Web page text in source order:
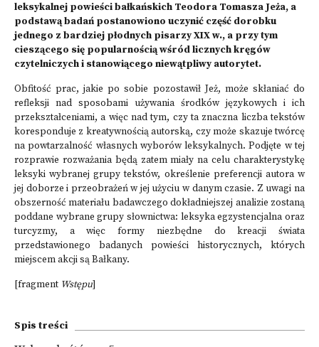
leksykalnej powieści bałkańskich Teodora Tomasza Jeża, a
podstawą badań postanowiono uczynić część dorobku
jednego z bardziej płodnych pisarzy XIX w., a przy tym
cieszącego się popularnością wśród licznych kręgów
czytelniczych i stanowiącego niewątpliwy autorytet.
Obfitość prac, jakie po sobie pozostawił Jeż, może skłaniać do
refleksji nad sposobami używania środków językowych i ich
przekształceniami, a więc nad tym, czy ta znaczna liczba tekstów
koresponduje z kreatywnością autorską, czy może skazuje twórcę
na powtarzalność własnych wyborów leksykalnych. Podjęte w tej
rozprawie rozważania będą zatem miały na celu charakterystykę
leksyki wybranej grupy tekstów, określenie preferencji autora w
jej doborze i przeobrażeń w jej użyciu w danym czasie. Z uwagi na
obszerność materiału badawczego dokładniejszej analizie zostaną
poddane wybrane grupy słownictwa: leksyka egzystencjalna oraz
turcyzmy, a więc formy niezbędne do kreacji świata
przedstawionego badanych powieści historycznych, których
miejscem akcji są Bałkany.
[fragment Wstępu]
Spis treści